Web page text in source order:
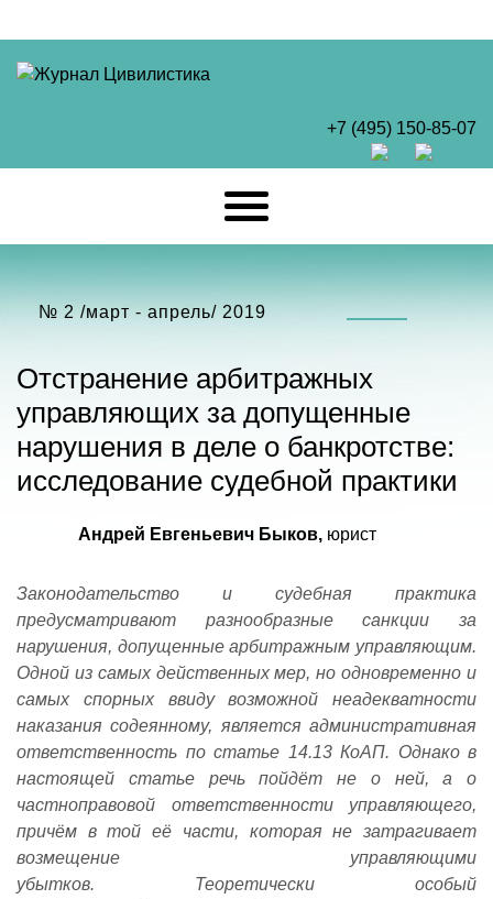
+7 (495) 150-85-07
№ 2 /март - апрель/ 2019
Отстранение арбитражных
управляющих за допущенные
нарушения в деле о банкротстве:
исследование судебной практики
Андрей Евгеньевич Быков, юрист
Законодательство и судебная практика
предусматривают разнообразные санкции за
нарушения, допущенные арбитражным управляющим.
Одной из самых действенных мер, но одновременно и
самых спорных ввиду возможной неадекватности
наказания содеянному, является административная
ответственность по статье 14.13 КоАП. Однако в
настоящей статье речь пойдёт не о ней, а о
частноправовой ответственности управляющего,
причём в той её части, которая не затрагивает
возмещение управляющими
убытков. Теоретически особый